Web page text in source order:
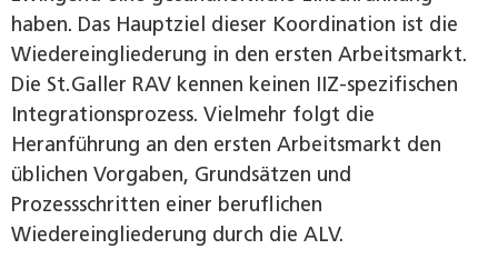
haben. Das Hauptziel dieser Koordination ist die
Wiedereingliederung in den ersten Arbeitsmarkt.
Die St. Galler RAV kennen keinen IIZ-spezifischen
Integrationsprozess. Vielmehr folgt die
Heranführung an den ersten Arbeitsmarkt den
üblichen Vorgaben, Grundsätzen und
Prozessschritten einer beruflichen
Wiedereingliederung durch die ALV.